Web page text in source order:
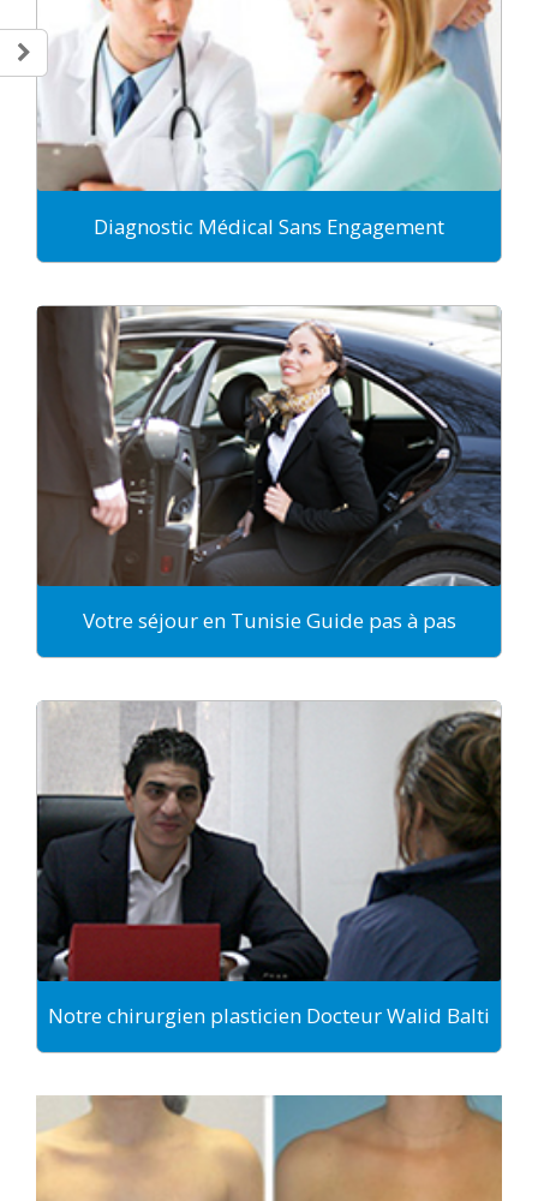
Diagnostic Médical Sans Engagement
Votre séjour en Tunisie Guide pas à pas
Notre chirurgien plasticien Docteur Walid Balti